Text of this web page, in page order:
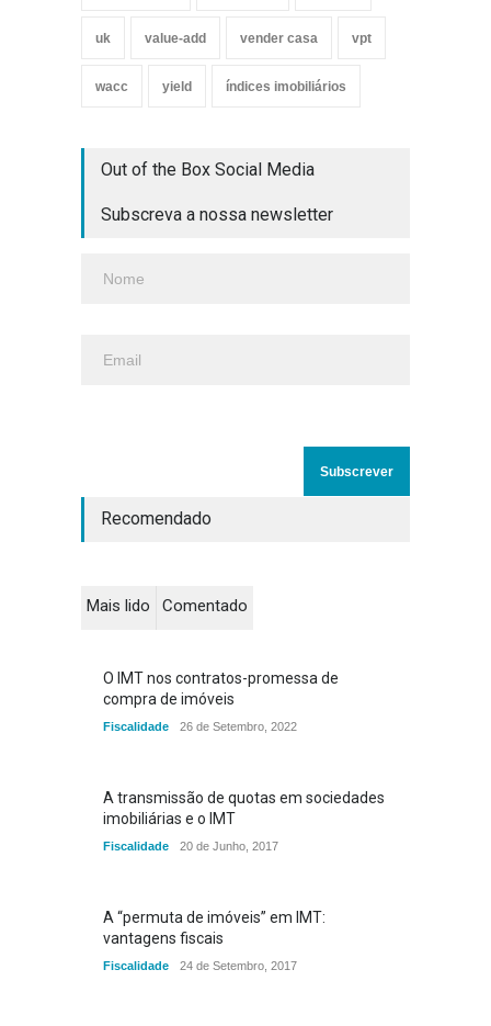
uk value-add vender casa vpt
wacc yield índices imobiliários
Out of the Box Social Media
Subscreva a nossa newsletter
Recomendado
Mais lido Comentado
O IMT nos contratos-promessa de
compra de imóveis
Fiscalidade 26 de Setembro, 2022
A transmissão de quotas em sociedades
imobiliárias e o IMT
Fiscalidade 20 de Junho, 2017
A “permuta de imóveis” em IMT:
vantagens fiscais
Fiscalidade 24 de Setembro, 2017